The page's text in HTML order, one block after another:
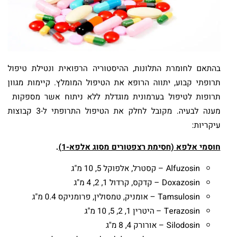
בהתאם לחומרת התלונות, ההיסטוריה הרפואית ונטילת טיפול
תרופתי קבוע, יתווה הרופא את הטיפול המומלץ. קיימות מגוון
תרופות לטיפול בערמונית מוגדלת ללא ניתוח אשר מספקות
מענה לבעיה. מקובל לחלק את הטיפול התרופתי ל-3 קבוצות
עיקריות:
חוסמי אלפא (חסימת רצפטורים מסוג אלפא-1)
.
Alfuzosin – קסטרל, אלפוקל 5, 10 מ"ג
Doxazosin – קדקס, קרדול 1, 2, 4 מ"ג
Tamsulosin – אומניק, טמסולין, פרומניקס 0.4 מ"ג
Terazosin – היטרין 1, 2, 5, 10 מ"ג
Silodosin – אורורק 4, 8 מ"ג